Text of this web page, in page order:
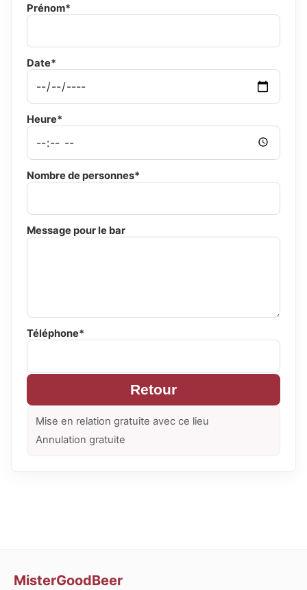
Prénom*
Date*
Heure*
Nombre de personnes*
Message pour le bar
Téléphone*
Retour
Mise en relation gratuite avec ce lieu
Annulation gratuite
MisterGoodBeer